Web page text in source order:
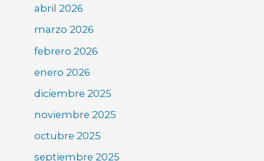
abril 2026
marzo 2026
febrero 2026
enero 2026
diciembre 2025
noviembre 2025
octubre 2025
septiembre 2025